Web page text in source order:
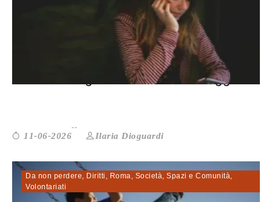
L’AI ha un bugiardino. Lo stiamo legg...
11-06-2026 Ilaria Dioguardi
Da non perdere, Diritti , Roma, Società, Spazi e Comunità,
Volontariati